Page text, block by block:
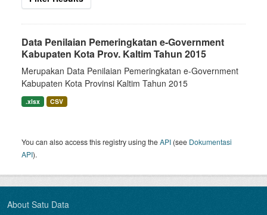
Data Penilaian Pemeringkatan e-Government
Kabupaten Kota Prov. Kaltim Tahun 2015
Merupakan Data Penilaian Pemeringkatan e-Government
Kabupaten Kota Provinsi Kaltim Tahun 2015
.xlsx CSV
You can also access this registry using theAPI (see Dokumentasi
API).
About Satu Data